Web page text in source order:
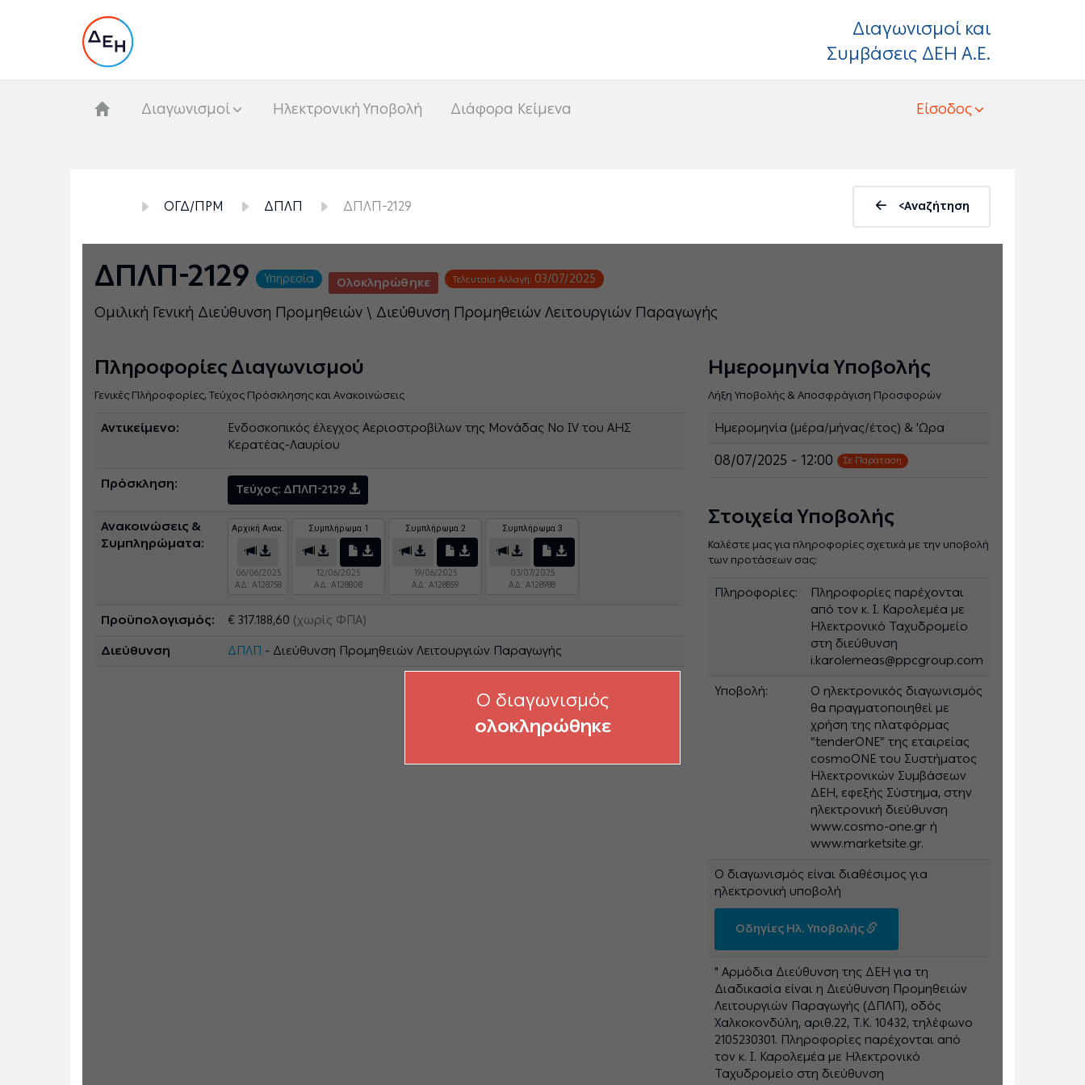
Διαγωνισμοί και
Συμβάσεις ΔΕΗ Α.Ε.
Διαγωνισμοί Hλεκτρονική Υποβολή Διάφορα Κείμενα Είσοδος
ΟΓΔ/ΠΡΜ ΔΠΛΠ ΔΠΛΠ-2129 <Αναζήτηση
ΔΠΛΠ-2129 Υπηρεσία Ολοκληρώθηκε Τελευταία Αλλαγή: 03/07/2025
Ομιλική Γενική Διεύθυνση Προμηθειών \ Διεύθυνση Προμηθειών Λειτουργιών Παραγωγής
Ημερομηνία Υποβολής
Λήξη Υποβολής & Αποσφράγιση Προσφορών
Ημερομηνία (μέρα/μήνας/έτος) & 'Ωρα
08/07/2025 - 12:00 Σε Παράταση
Στοιχεία Υποβολής
Καλέστε μας για πληροφορίες σχετικά με την υποβολή
των προτάσεων σας:
Πληροφορίες:
Πληροφορίες παρέχονται
από τον κ. Ι. Καρολεμέα με
Ηλεκτρονικό Ταχυδρομείο
στη διεύθυνση
i.karolemeas@ppcgroup.com
Υποβολή:
Ο ηλεκτρονικός διαγωνισμός
θα πραγματοποιηθεί με
χρήση της πλατφόρμας
“tenderONE” της εταιρείας
cosmoONE του Συστήματος
Ηλεκτρονικών Συμβάσεων
ΔΕΗ, εφεξής Σύστημα, στην
ηλεκτρονική διεύθυνση
www.cosmo-one.gr ή
www.marketsite.gr.
Ο διαγωνισμός είναι διαθέσιμος για
ηλεκτρονική υποβολή
Οδηγίες Ηλ. Υποβολής
" Αρμόδια Διεύθυνση της ΔΕΗ για τη
Διαδικασία είναι η Διεύθυνση Προμηθειών
Λειτουργιών Παραγωγής (ΔΠΛΠ), οδός
Χαλκοκονδύλη, αριθ.22, Τ.Κ. 10432, τηλέφωνο
2105230301. Πληροφορίες παρέχονται από
τον κ. Ι. Καρολεμέα με Ηλεκτρονικό
Ταχυδρομείο στη διεύθυνση
Πληροφορίες Διαγωνισμού
Γενικές Πλήροφορίες, Τεύχος Πρόσκλησης και Ανακοινώσεις
Αντικείμενο:
Ενδοσκοπικός έλεγχος Αεριοστροβίλων της Μονάδας Νο IV του ΑΗΣ
Κερατέας-Λαυρίου
Πρόσκληση: Τεύχος: ΔΠΛΠ-2129
Ανακοινώσεις &
Συμπληρώματα:
Αρχική Ανακ.
06/06/2025
ΑΔ: A128758
Συμπλήρωμα 1
12/06/2025
ΑΔ: A128808
Συμπλήρωμα 2
19/06/2025
ΑΔ: A128859
Συμπλήρωμα 3
03/07/2025
ΑΔ: A128988
Προϋπολογισμός: € 317.188,60 (χωρίς ΦΠΑ)
Διεύθυνση ΔΠΛΠ - Διεύθυνση Προμηθειών Λειτουργιών Παραγωγής
O διαγωνισμός
ολοκληρώθηκε